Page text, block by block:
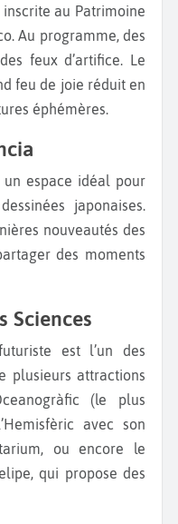
au Patrimoine
Au programme, des
feux d’artifice. Le
feu de joie réduit en
éphémères.
japonaises.
nouveautés des
des moments
Sciences
plusieurs attractions
(le plus
avec son
ou encore le
qui propose des